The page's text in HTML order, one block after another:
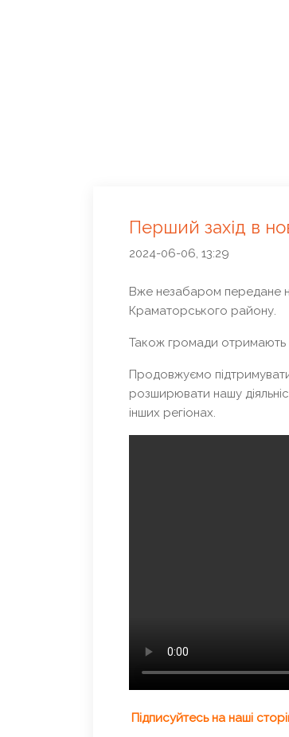
Перший захід в
2024-06-06, 13:29
Вже незабаром передане
Краматорського району.
Також громади отримають
Продовжуємо
розширювати нашу
інших регіонах.
Підписуйтесь на наші